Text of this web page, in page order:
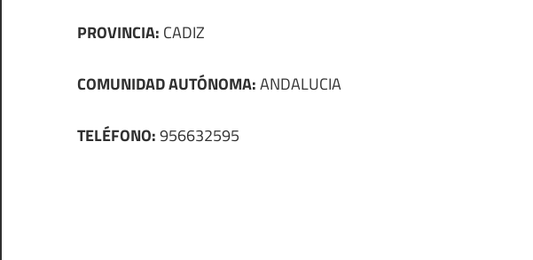
PROVINCIA: CADIZ
COMUNIDAD AUTÓNOMA:ANDALUCIA
TELÉFONO:956632595